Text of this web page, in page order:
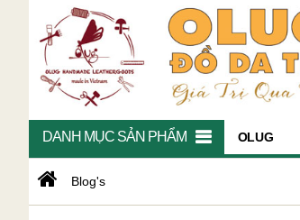
DANH MỤC SẢN PHẨM OLUG
Blog's